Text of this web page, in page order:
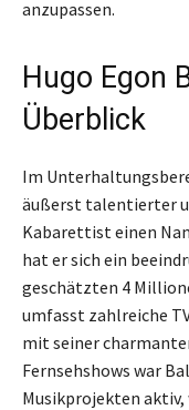
anzupassen.
Hugo Egon
Überblick
Im
äußerst talentierter
Kabarettist einen
hat er sich ein
geschätzten 4
umfasst zahlreiche
mit seiner
Fernsehshows war
Musikprojekten